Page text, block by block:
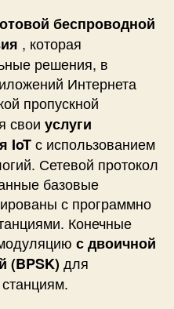
и
е
з
о
п
а
с
н
о
с
т
и
беспроводной
, которая
решения, в
Интернета
пропускной
свои услуги
IoTс использованием
Сетевой протокол
базовые
с программно
Конечные
с двоичной
(BPSK)для